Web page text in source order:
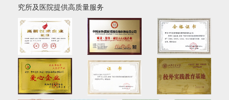
究所及医院提供高质量服务